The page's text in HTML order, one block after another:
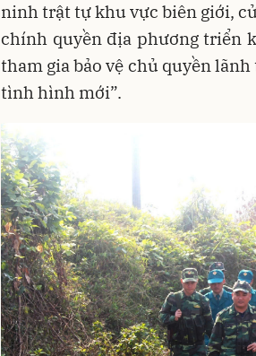
ninh trật tự khu vực biên giới,
chính quyền địa phương triển
tham gia bảo vệ chủ quyền
tình hình mới”.